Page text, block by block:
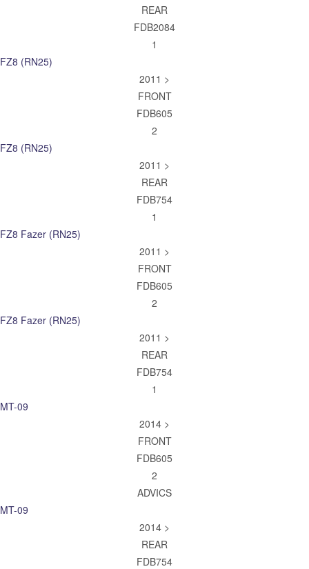
REAR
FDB2084
1
FZ8 (RN25)
2011 >
FRONT
FDB605
2
FZ8 (RN25)
2011 >
REAR
FDB754
1
FZ8 Fazer (RN25)
2011 >
FRONT
FDB605
2
FZ8 Fazer (RN25)
2011 >
REAR
FDB754
1
MT-09
2014 >
FRONT
FDB605
2
ADVICS
MT-09
2014 >
REAR
FDB754